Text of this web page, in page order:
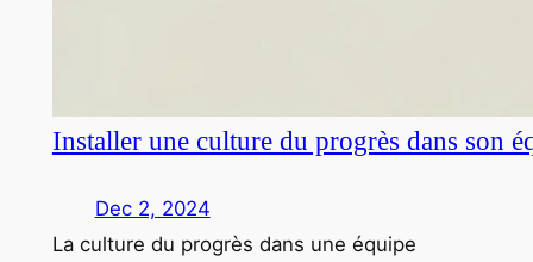
Installer une culture du progrès dans son
Dec 2, 2024
La culture du progrès dans une équipe